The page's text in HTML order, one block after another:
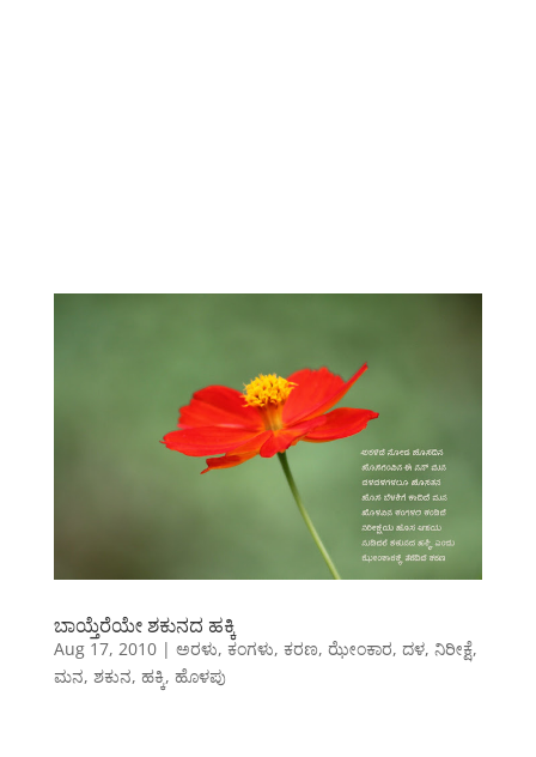
ಬಾಯ್ತೆರೆಯೇ ಶಕುನದ ಹಕ್ಕಿ
Aug 17, 2010| ಅರಳು, ಕಂಗಳು, ಕರಣ, ಝೇಂಕಾರ, ದಳ, ನಿರೀಕ್ಷೆ,
ಮನ, ಶಕುನ, ಹಕ್ಕಿ, ಹೊಳಪು